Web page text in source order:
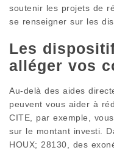
soutenir les projets de
se renseigner sur les
Les
alléger vos
Au-delà des aides
peuvent vous aider à
CITE, par exemple,
sur le montant investi.
HOUX; 28130, des